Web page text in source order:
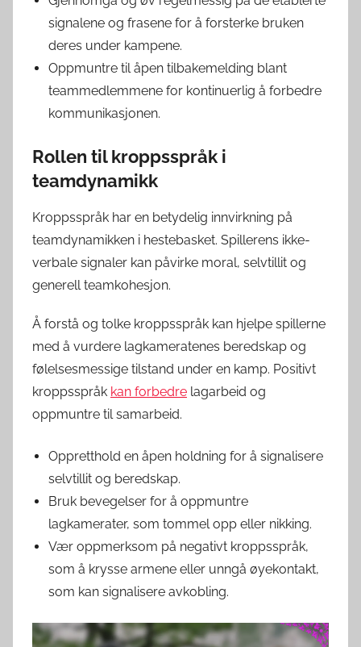
signalene og frasene for å forsterke bruken
deres under kampene.
Oppmuntre til åpen tilbakemelding blant
teammedlemmene for kontinuerlig å forbedre
kommunikasjonen.
Rollen til kroppsspråk i
teamdynamikk
Kroppsspråk har en betydelig innvirkning på
teamdynamikken i hestebasket. Spillerens ikke-
verbale signaler kan påvirke moral, selvtillit og
generell teamkohesjon.
Å forstå og tolke kroppsspråk kan hjelpe spillerne
med å vurdere lagkameratenes beredskap og
følelsesmessige tilstand under en kamp. Positivt
kroppsspråk kan forbedre lagarbeid og
oppmuntre til samarbeid.
Oppretthold en åpen holdning for å signalisere
selvtillit og beredskap.
Bruk bevegelser for å oppmuntre
lagkamerater, som tommel opp eller nikking.
Vær oppmerksom på negativt kroppsspråk,
som å krysse armene eller unngå øyekontakt,
som kan signalisere avkobling.